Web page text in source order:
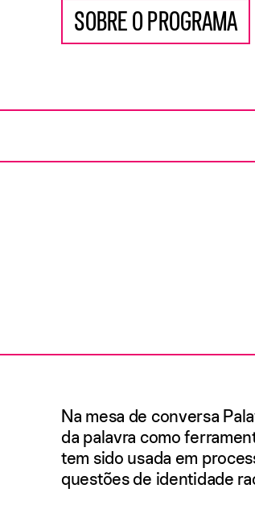
SOBRE O PROGRAMA
Na mesa de conversa
da palavra como
tem sido usada em
questões de identidade